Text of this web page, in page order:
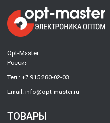
Opt-Master
Россия
Тел.: +7 915 280-02-03
Email: info@opt-master.ru
ТОВАРЫ